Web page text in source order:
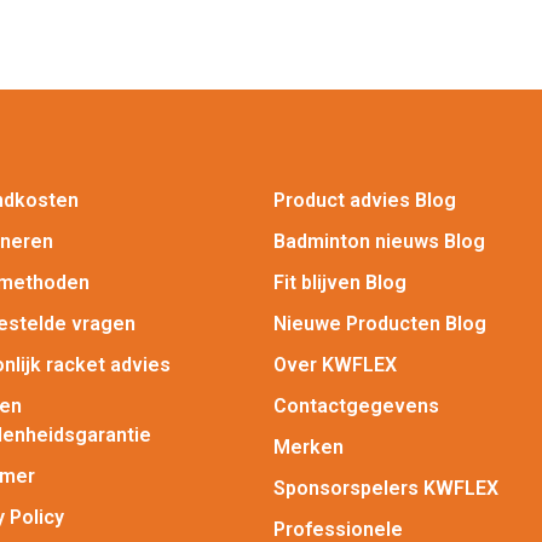
vragen
racket advies
Policy
Product advies Blog
Badminton nieuws Blog
Fit blijven Blog
Nieuwe Producten Blog
Over KWFLEX
Contactgegevens
Merken
Sponsorspelers KWFLEX
Professionele